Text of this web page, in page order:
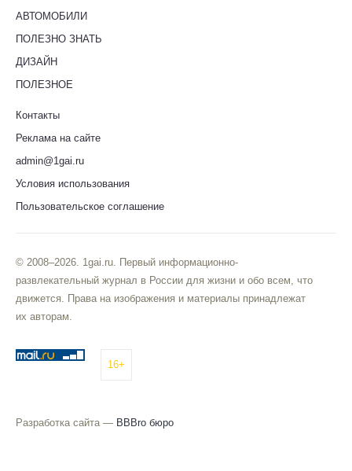
АВТОМОБИЛИ
ПОЛЕЗНО ЗНАТЬ
ДИЗАЙН
ПОЛЕЗНОЕ
Контакты
Реклама на сайте
admin@1gai.ru
Условия использования
Пользовательское соглашение
© 2008–2026. 1gai.ru. Первый информационно-
развлекательный журнал в России для жизни и обо всем, что
движется. Права на изображения и материалы принадлежат
их авторам.
16+
Разработка сайта — BBBro бюро